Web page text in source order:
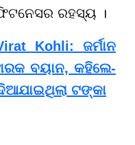
ରହସ୍ୟ ।
Kohli: ଜର୍ମାନ
ବୟାନ, କହିଲେ-
ଟଙ୍କା